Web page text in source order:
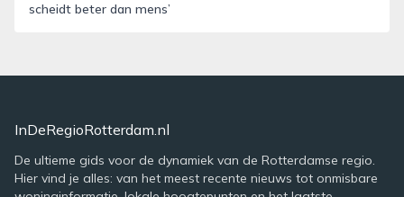
scheidt beter dan mens’
InDeRegioRotterdam.nl
De ultieme gids voor de dynamiek van de Rotterdamse regio.
Hier vind je alles: van het meest recente nieuws tot onmisbare